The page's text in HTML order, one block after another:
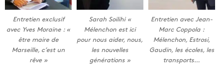
Entretien exclusif
avec Yves Moraine : «
être maire de
Marseille, c’est un
rêve »
Sarah Soilihi «
Mélenchon est ici
pour nous aider, nous,
les nouvelles
générations »
Entretien avec Jean-
Marc Coppola :
Mélenchon, Estrosi,
Gaudin, les écoles, les
transports…